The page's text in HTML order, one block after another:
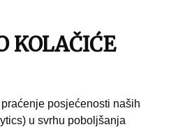
KOLAČIĆE
posjećenosti naših
u svrhu poboljšanja